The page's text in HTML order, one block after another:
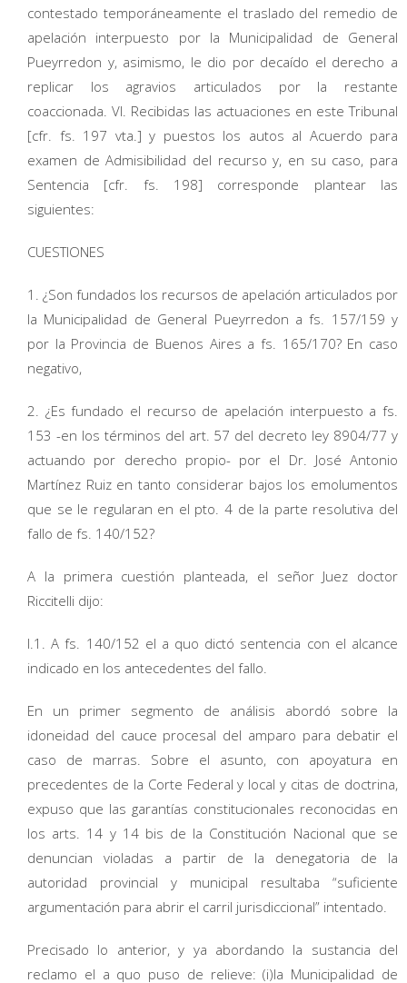
contestado temporáneamente el traslado del remedio de
apelación interpuesto por la Municipalidad de General
Pueyrredon y, asimismo, le dio por decaído el derecho a
replicar los agravios articulados por la restante
coaccionada. VI. Recibidas las actuaciones en este Tribunal
[cfr. fs. 197 vta.] y puestos los autos al Acuerdo para
examen de Admisibilidad del recurso y, en su caso, para
Sentencia [cfr. fs. 198] corresponde plantear las
siguientes:
CUESTIONES
1. ¿Son fundados los recursos de apelación articulados por
la Municipalidad de General Pueyrredon a fs. 157/159 y
por la Provincia de Buenos Aires a fs. 165/170? En caso
negativo,
2. ¿Es fundado el recurso de apelación interpuesto a fs.
153 -en los términos del art. 57 del decreto ley 8904/77 y
actuando por derecho propio- por el Dr. José Antonio
Martínez Ruiz en tanto considerar bajos los emolumentos
que se le regularan en el pto. 4 de la parte resolutiva del
fallo de fs. 140/152?
A la primera cuestión planteada, el señor Juez doctor
Riccitelli dijo:
I.1. A fs. 140/152 el a quo dictó sentencia con el alcance
indicado en los antecedentes del fallo.
En un primer segmento de análisis abordó sobre la
idoneidad del cauce procesal del amparo para debatir el
caso de marras. Sobre el asunto, con apoyatura en
precedentes de la Corte Federal y local y citas de doctrina,
expuso que las garantías constitucionales reconocidas en
los arts. 14 y 14 bis de la Constitución Nacional que se
denuncian violadas a partir de la denegatoria de la
autoridad provincial y municipal resultaba “suficiente
argumentación para abrir el carril jurisdiccional” intentado.
Precisado lo anterior, y ya abordando la sustancia del
reclamo el a quo puso de relieve: (i)la Municipalidad de